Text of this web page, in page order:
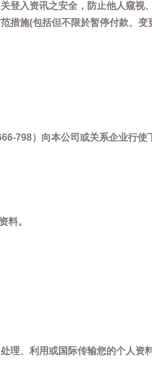
登入资讯之安全，防止他人窥
措施(包括但不限於暂停付款、
798）向本公司或关系企业行
料。
理、利用或国际传输您的个人